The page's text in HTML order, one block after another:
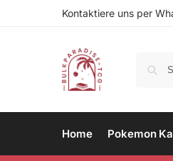
Kontaktiere uns per
Home Pokemon